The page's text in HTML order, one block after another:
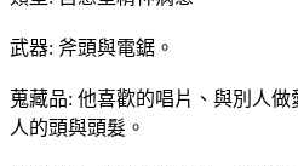
武器: 斧頭與電鋸。
蒐藏品: 他喜歡的唱片、與別人
人的頭與頭髮。